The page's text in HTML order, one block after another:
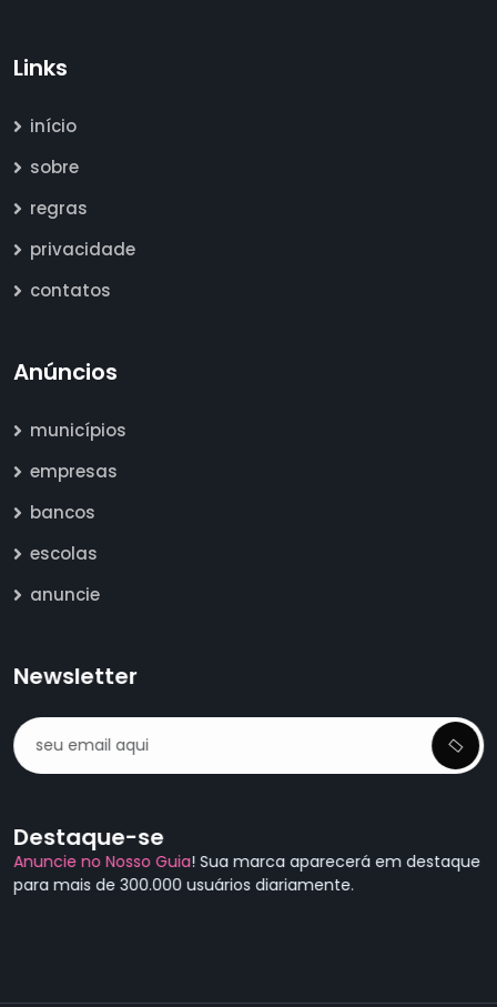
Links
início
sobre
regras
privacidade
contatos
Anúncios
municípios
empresas
bancos
escolas
anuncie
Newsletter
Destaque-se
Anuncie no Nosso Guia! Sua marca aparecerá em destaque
para mais de 300.000 usuários diariamente.